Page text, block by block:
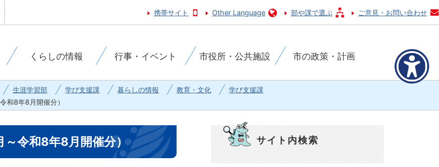
携帯サイト Other Language 部や課で選ぶ ご意見・お問い合わせ
くらしの情報 行事・イベント 市役所・公共施設 市の政策・計画
生涯学習部 学び支援課 暮らしの情報 教育・文化
学び支援課
和8年8月開催分）
～令和8年8月開催分） サイト内検索